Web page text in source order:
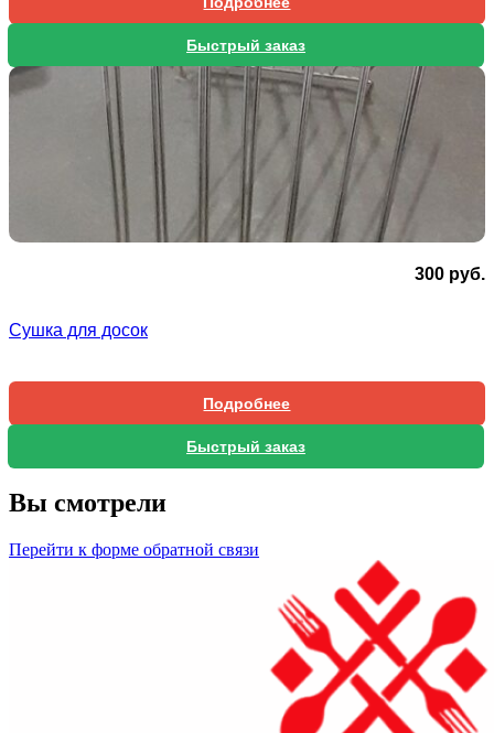
Быстрый заказ
300 руб.
Сушка для досок
Подробнее
Быстрый заказ
Вы смотрели
Перейти к форме обратной связи